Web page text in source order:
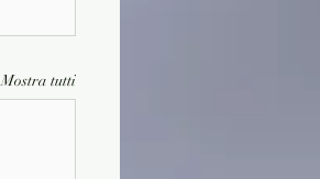
Mostra tutti